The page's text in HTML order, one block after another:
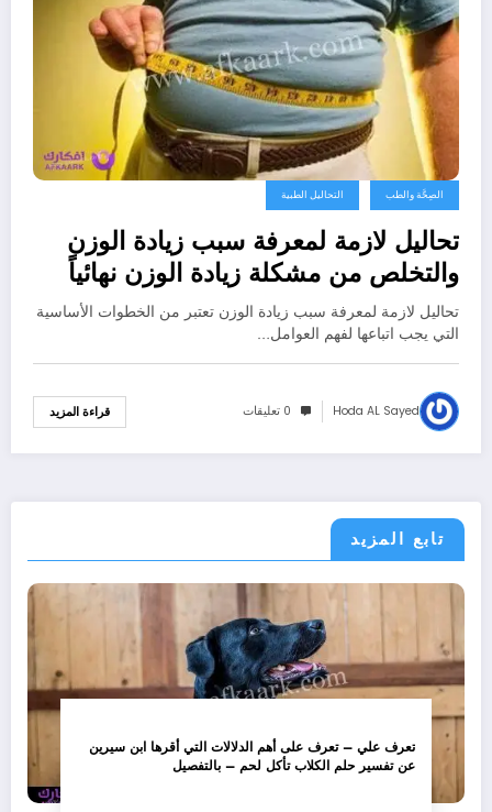
الصِحَّة والطب التحاليل الطبية
تحاليل لازمة لمعرفة سبب زيادة الوزن
والتخلص من مشكلة زيادة الوزن نهائياً
تحاليل لازمة لمعرفة سبب زيادة الوزن تعتبر من الخطوات الأساسية
التي يجب اتباعها لفهم العوامل…
Hoda AL Sayed 0 تعليقات قراءة المزيد
تابع المزيد
تعرف علي – تعرف على أهم الدلالات التي أقرها ابن سيرين
عن تفسير حلم الكلاب تأكل لحم – بالتفصيل